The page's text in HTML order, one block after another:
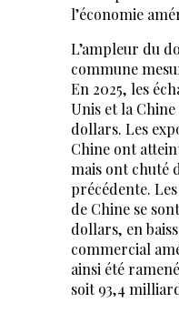
l’économie
L’ampleur du
commune
En 2025, les
Unis et la
dollars. Les
Chine ont
mais ont chuté
précédente.
de Chine se
dollars, en
commercial
ainsi été
soit 93,4